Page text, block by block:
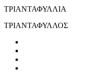
ΤΡΙΑΝΤΑΦΥΛΛΙΑ
ΤΡΙΑΝΤΑΦΥΛΛΟΣ